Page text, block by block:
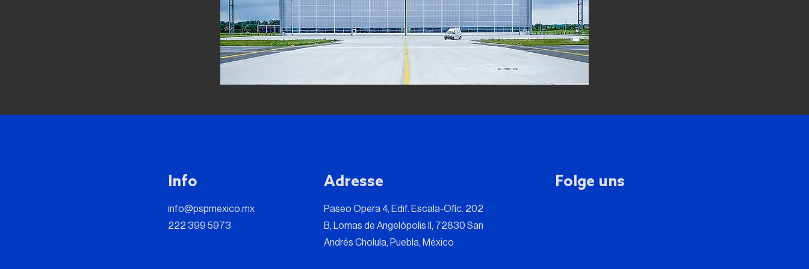
Info
info@pspmexico.mx
222 399 5973
Adresse
Paseo Opera 4, Edif. Escala-Ofic. 202
B, Lomas de Angelópolis II, 72830 San
Andrés Cholula, Puebla, México
Folge uns